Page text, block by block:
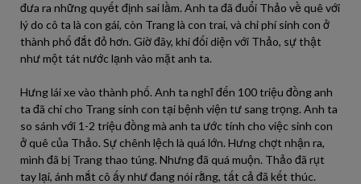
đưa ra những quyết định sai lầm. Anh ta đã đuổi Thảo về quê với
lý do cô ta là con gái, còn Trang là con trai, và chi phí sinh con ở
thành phố đắt đỏ hơn. Giờ đây, khi đối diện với Thảo, sự thật
như một tát nước lạnh vào mặt anh ta.
Hưng lái xe vào thành phố. Anh ta nghĩ đến 100 triệu đồng anh
ta đã chi cho Trang sinh con tại bệnh viện tư sang trọng. Anh ta
so sánh với 1-2 triệu đồng mà anh ta ước tính cho việc sinh con
ở quê của Thảo. Sự chênh lệch là quá lớn. Hưng chợt nhận ra,
mình đã bị Trang thao túng. Nhưng đã quá muộn. Thảo đã rụt
tay lại, ánh mắt cô ấy như đang nói rằng, tất cả đã kết thúc.